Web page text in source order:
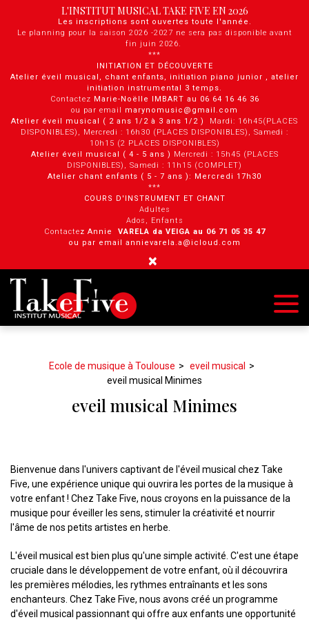
L'INSTITUT MUSICAL TAKE FIVE EN 2026
Les inscriptions sont ouvertes toute l'année.
Le planning pour la saison 2026 -2027 ne sera pas disponible avant
fin juin 2026.
***
INITIATION ET DÉCOUVERTE
Atelier éveil musical, chant enfants, initiation piano junior , atelier
initiation instrumental 3 temps.
Contactez Marie-Noëlle IMBART au 06 64 16 46 36
ou par email marynomusic@gmail.com
Atelier éveil musical ( 2 ans 1/2 à 3 ans 1/2 ) Mardi: 16h45(PLACES
DISPONIBLES), Mercredi : 16h30 (PLACES DISPONIBLES), Samedi :
10h15 (2 PLACES DISPONIBLES)
Atelier éveil musical ( 4 - 5 ans ) Mercredi : 15h45 (PLACES
DISPONIBLES), Samedi : 11h15 (COMPLET)
Atelier chant enfants ( 5 - 7 ans ): Mercredi 17h30
***
COURS D'INSTRUMENT ET CHANT
Adultes
Ados, Enfants
Contactez Annie VARELA da VEIGA au 0 6 71 05 35 47
ou par email annievarela.a@icloud.com
×
Ecole de musique à Toulouse
eveil musical
eveil musical Minimes
eveil musical Minimes
Bienvenue dans l'univers captivant de l'éveil musical chez Take
Five, une expérience unique qui ouvrira les portes de la musique à
votre enfant ! Chez Take Five, nous croyons en la puissance de la
musique pour éveiller les sens, stimuler la créativité et nourrir
l'âme de nos petits artistes en herbe.
L'éveil musical est bien plus qu'une simple activité. C'est une étape
cruciale dans le développement de votre enfant, où il découvrira
les premières mélodies, les rythmes entraînants et les sons
enchanteurs. Chez Take Five, nous avons créé un programme
d'éveil musical passionnant qui offre aux enfants une opportunité
Panneau de gestion des cookies